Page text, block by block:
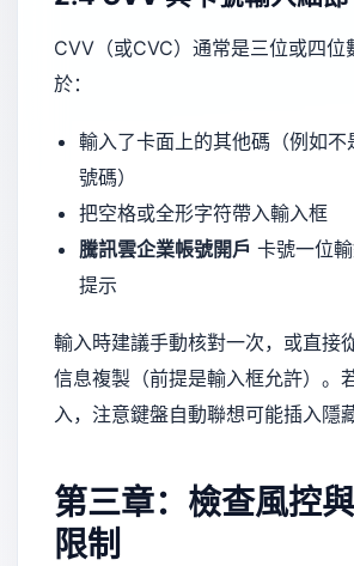
CVV（或CVC）通常是三位或四位
於：
輸入了卡面上的其他碼（例如不
號碼）
把空格或全形字符帶入輸入框
騰訊雲企業帳號開戶 卡號一位
提示
輸入時建議手動核對一次，或直接
信息複製（前提是輸入框允許）。
入，注意鍵盤自動聯想可能插入隱
第三章：檢查風控
限制